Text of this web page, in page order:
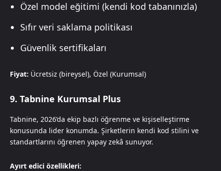
Özel model eğitimi (kendi kod tabanınızla)
Sıfır veri saklama politikası
Güvenlik sertifikaları
Fiyat: Ücretsiz (bireysel), Özel (Kurumsal)
9. Tabnine Kurumsal Plus
Tabnine, 2026’da ekip bazlı öğrenme ve kişiselleştirme
konusunda lider konumda. Şirketlerin kendi kod stilini ve
standartlarını öğrenen yapay zekâ sunuyor.
Ayırt edici özellikleri: